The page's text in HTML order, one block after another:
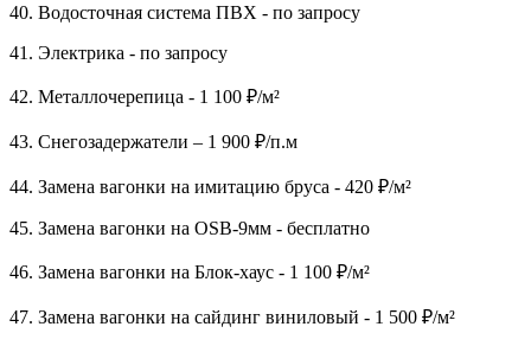
40. Водосточная система ПВХ - по запросу
41. Электрика - по запросу
42. Металлочерепица - 1 100 ₽/м²
43. Снегозадержатели – 1 900 ₽/п.м
44. Замена вагонки на имитацию бруса - 420 ₽/м²
45. Замена вагонки на OSB-9мм - бесплатно
46. Замена вагонки на Блок-хаус - 1 100 ₽/м²
47. Замена вагонки на сайдинг виниловый - 1 500 ₽/м²